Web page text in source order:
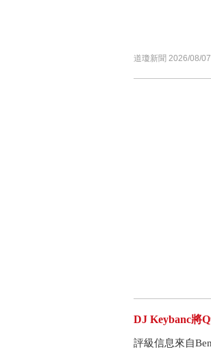
道瓊新聞 2026/08/
DJ Keybanc將
評級信息來自